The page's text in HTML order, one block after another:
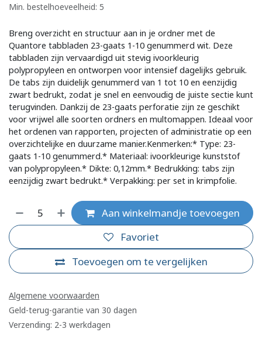
Min. bestelhoeveelheid: 5
Breng overzicht en structuur aan in je ordner met de
Quantore tabbladen 23-gaats 1-10 genummerd wit. Deze
tabbladen zijn vervaardigd uit stevig ivoorkleurig
polypropyleen en ontworpen voor intensief dagelijks gebruik.
De tabs zijn duidelijk genummerd van 1 tot 10 en eenzijdig
zwart bedrukt, zodat je snel en eenvoudig de juiste sectie kunt
terugvinden. Dankzij de 23-gaats perforatie zijn ze geschikt
voor vrijwel alle soorten ordners en multomappen. Ideaal voor
het ordenen van rapporten, projecten of administratie op een
overzichtelijke en duurzame manier.Kenmerken:* Type: 23-
gaats 1-10 genummerd.* Materiaal: ivoorkleurige kunststof
van polypropyleen.* Dikte: 0,12mm.* Bedrukking: tabs zijn
eenzijdig zwart bedrukt.* Verpakking: per set in krimpfolie.
Aan winkelmandje toevoegen
Toevoegen om te vergelijken
Favoriet
Algemene voorwaarden
Geld-terug-garantie van 30 dagen
Verzending: 2-3 werkdagen